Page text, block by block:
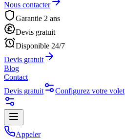
Nous contacter
Garantie 2 ans
Devis gratuit
Disponible 24/7
Devis gratuit
Blog
Contact
Devis gratuit
Configurez votre volet
Appeler